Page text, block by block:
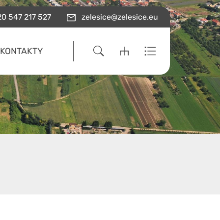
547 217 527 zelesice@zelesice.eu
KONTAKTY